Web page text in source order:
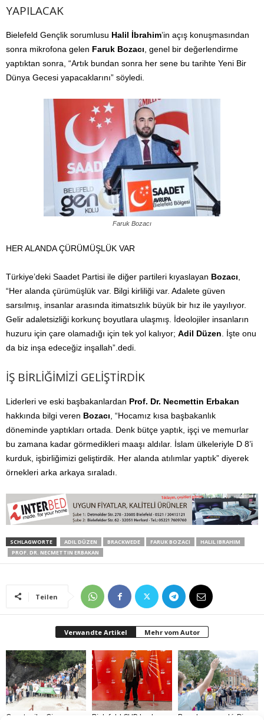
YAPILACAK
Bielefeld Gençlik sorumlusu Halil İbrahim’in açış konuşmasından
sonra mikrofona gelen Faruk Bozacı, genel bir değerlendirme
yaptıktan sonra, “Artık bundan sonra her sene bu tarihte Yeni Bir
Dünya Gecesi yapacaklarını” söyledi.
Faruk Bozacı
HER ALANDA ÇÜRÜMÜŞLÜK VAR
Türkiye’deki Saadet Partisi ile diğer partileri kıyaslayan Bozacı,
“Her alanda çürümüşlük var. Bilgi kirliliği var. Adalete güven
sarsılmış, insanlar arasında itimatsızlık büyük bir hız ile yayılıyor.
Gelir adaletsizliği korkunç boyutlara ulaşmış. İdeolojiler insanların
huzuru için çare olamadığı için tek yol kalıyor; Adil Düzen. İşte onu
da biz inşa edeceğiz inşallah”.dedi.
İŞ BİRLİĞİMİZİ GELİŞTİRDİK
Liderleri ve eski başbakanlardan Prof. Dr. Necmettin Erbakan
hakkında bilgi veren Bozacı, “Hocamız kısa başbakanlık
döneminde yaptıkları ortada. Denk bütçe yaptık, işçi ve memurlar
bu zamana kadar görmedikleri maaşı aldılar. İslam ülkeleriyle D 8’i
kurduk, işbirliğimizi geliştirdik. Her alanda atılımlar yaptık” diyerek
örnekleri arka arkaya sıraladı.
SCHLAGWORTE ADIL DÜZEN BRACKWEDE FARUK BOZACI
HALIL IBRAHIM
PROF. DR. NECMETTIN ERBAKAN
Teilen
Verwandte Artikel Mehr vom Autor
Gazeteciler Giresun
Bielefeld CHP başkanı
Brandmauer adé: Die